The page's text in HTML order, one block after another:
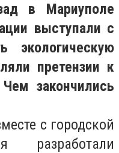
в Мариуполе
выступали с
экологическую
претензии к
закончились
с городской
разработали